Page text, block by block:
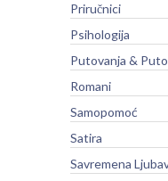
Priručnici
Psihologija
Putovanja &
Romani
Samopomoć
Satira
Savremena